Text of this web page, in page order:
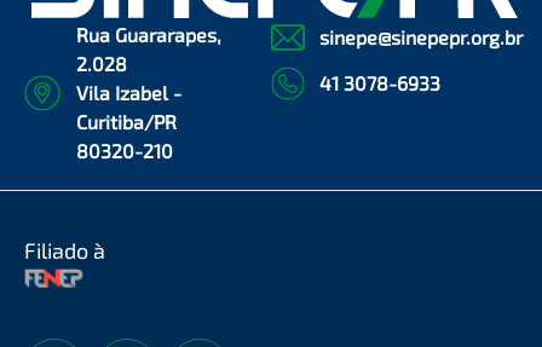
Rua Guararapes,
2.028
Vila Izabel -
Curitiba/PR
80320-210
sinepe@sinepepr.org.br
41 3078-6933
Filiado à